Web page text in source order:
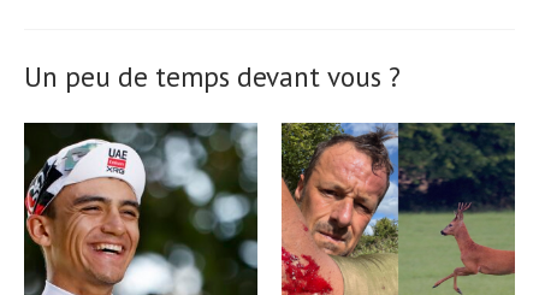
Un peu de temps devant vous ?